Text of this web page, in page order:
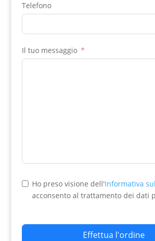
Telefono
Il tuo messaggio
Ho preso visione dell'Informativa
acconsento al trattamento dei dati
Effettua l'ordine